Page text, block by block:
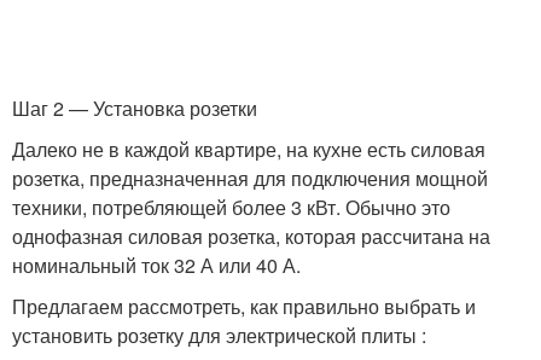
Шаг 2 — Установка розетки
Далеко не в каждой квартире, на кухне есть силовая
розетка, предназначенная для подключения мощной
техники, потребляющей более 3 кВт. Обычно это
однофазная силовая розетка, которая рассчитана на
номинальный ток 32 А или 40 А.
Предлагаем рассмотреть, как правильно выбрать и
установить розетку для электрической плиты :